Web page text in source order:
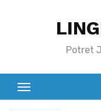
Potret